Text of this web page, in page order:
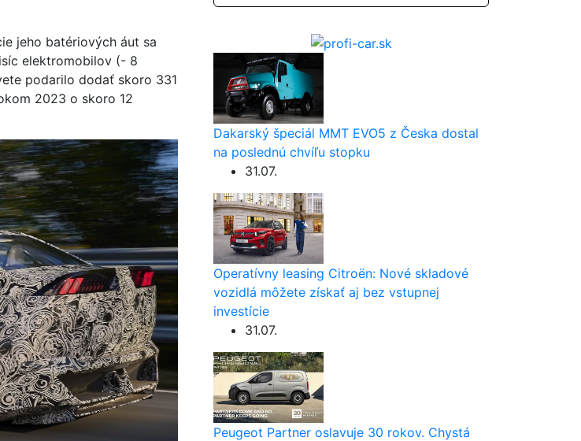
jeho batériových áut sa
elektromobilov (- 8
podarilo dodať skoro 331
2023 o skoro 12
Dakarský špeciál MMT EVO5 z Česka dostal
na poslednú chvíľu stopku
31.07.
Operatívny leasing Citroën: Nové skladové
vozidlá môžete získať aj bez vstupnej
investície
31.07.
Peugeot Partner oslavuje 30 rokov. Chystá